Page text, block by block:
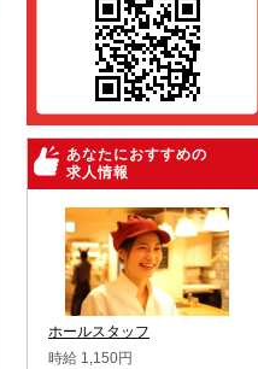
あなたにおすすめの
求人情報
ホールスタッフ
時給 1,150円